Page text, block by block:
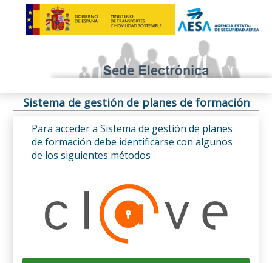
Sistema de gestión de planes de formación
Para acceder a Sistema de gestión de planes
de formación debe identificarse con algunos
de los siguientes métodos